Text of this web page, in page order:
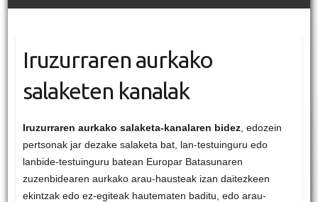
Iruzurraren aurkako
salaketen kanalak
Iruzurraren aurkako salaketa-kanalaren bidez, edozein
pertsonak jar dezake salaketa bat, lan-testuinguru edo
lanbide-testuinguru batean Europar Batasunaren
zuzenbidearen aurkako arau-hausteak izan daitezkeen
ekintzak edo ez-egiteak hautematen baditu, edo arau-